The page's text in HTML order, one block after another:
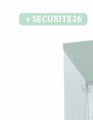
♦ SECURITE26